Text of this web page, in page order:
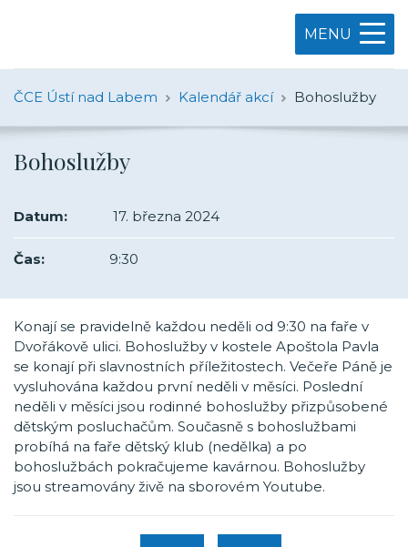
MENU
ČCE Ústí nad Labem Kalendář akcí Bohoslužby
Bohoslužby
Datum: 17. března 2024
Čas: 9:30
Konají se pravidelně každou neděli od 9:30 na faře v
Dvořákově ulici. Bohoslužby v kostele Apoštola Pavla
se konají při slavnostních příležitostech. Večeře Páně je
vysluhována každou první neděli v měsíci. Poslední
neděli v měsíci jsou rodinné bohoslužby přizpůsobené
dětským posluchačům. Současně s bohoslužbami
probíhá na faře dětský klub (nedělka) a po
bohoslužbách pokračujeme kavárnou. Bohoslužby
jsou streamovány živě na sborovém Youtube.